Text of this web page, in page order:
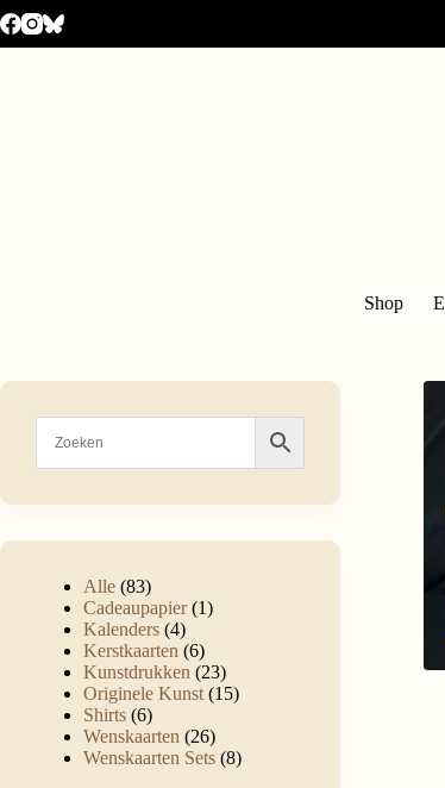
Shop
Alle 83
Cadeaupapier 1
Kalenders 4
Kerstkaarten 6
Kunstdrukken
23
Originele Kunst 15
Shirts 6
Wenskaarten
26
Wenskaarten Sets 8